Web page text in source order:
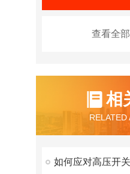
查看全
相
RELATED